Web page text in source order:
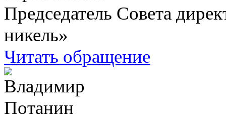
Председатель Совета
никель»
Читать обращение